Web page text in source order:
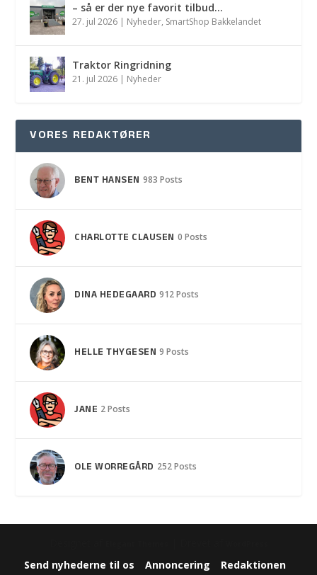
– så er der nye favorit tilbud…
27. jul 2026 | Nyheder, SmartShop Bakkelandet
Traktor Ringridning
21. jul 2026 | Nyheder
VORES REDAKTØRER
BENT HANSEN 983 Posts
CHARLOTTE CLAUSEN 0 Posts
DINA HEDEGAARD 912 Posts
HELLE THYGESEN 9 Posts
JANE 2 Posts
OLE WORREGÅRD 252 Posts
Send nyhederne til os Annoncering
Redaktionen